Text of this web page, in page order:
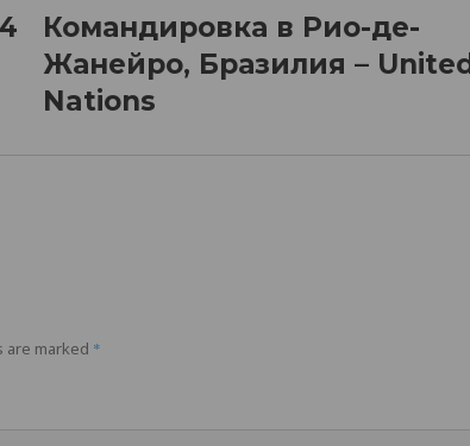
Next
post:
Командировка в Рио-де-
Жанейро, Бразилия – United
Nations
are marked *